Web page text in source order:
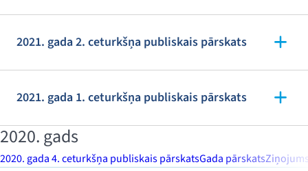
2021. gada 2. ceturkšņa publiskais pārskats
2021. gada 1. ceturkšņa publiskais pārskats
2020. gads
2020. gada 4. ceturkšņa publiskais pārskatsGada pārskats